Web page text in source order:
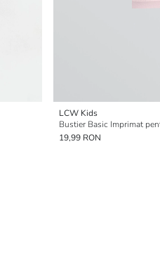
LCW Kids
19,99 RON